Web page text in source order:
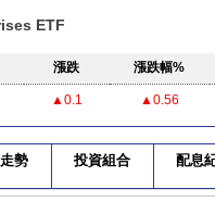
ETF
漲跌 漲跌幅%
▲0.1 ▲0.56
勢 投資組合 配息